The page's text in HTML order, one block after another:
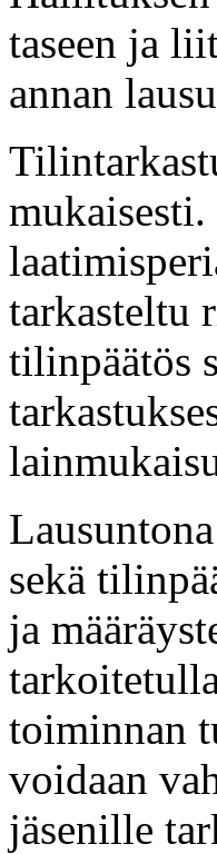
taseen ja
annan
tarkasteltu
tilinpäätös
sekä
ja
toiminnan
voidaan
jäsenille